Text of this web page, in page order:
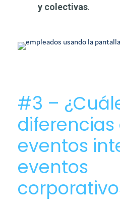
y colectivas.
#3 –
diferencias
eventos
eventos